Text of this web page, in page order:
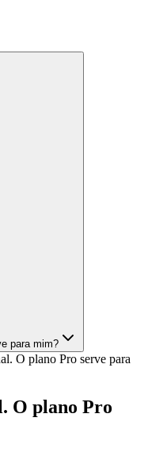
para mim?
O plano Pro serve para
O plano Pro